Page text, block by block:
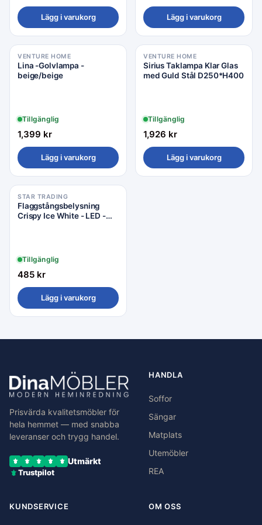
Lägg i varukorg Lägg i varukorg
VENTURE HOME
Lina -Golvlampa -
beige/beige
Tillgänglig
1,399 kr
Lägg i varukorg
VENTURE HOME
Sirius Taklampa Klar Glas
med Guld Stål D250*H400
Tillgänglig
1,926 kr
Lägg i varukorg
STAR TRADING
Flaggstångsbelysning
Crispy Ice White - LED -
Tillgänglig
485 kr
Lägg i varukorg
Prisvärda kvalitetsmöbler för
hela hemmet — med snabba
leveranser och trygg handel.
Utmärkt
Trustpilot
HANDLA
Soffor
Sängar
Matplats
Utemöbler
REA
KUNDSERVICE OM OSS